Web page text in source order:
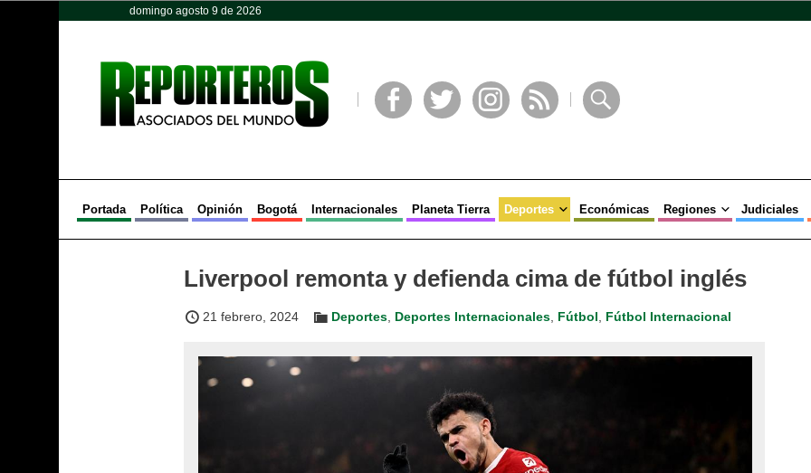
domingo agosto 9 de 2026
Portada Política Opinión Bogotá Internacionales Planeta Tierra Deportes Económicas Regiones Judiciales
Liverpool remonta y defienda cima de fútbol inglés
21 febrero, 2024 Deportes Deportes Internacionales Fútbol Fútbol Internacional
Opinión Política